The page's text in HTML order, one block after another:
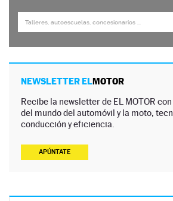
NEWSLETTER ELMOTOR
Recibe la newsletter de EL MOTOR
del mundo del automóvil y la moto,
conducción y eficiencia.
APÚNTATE